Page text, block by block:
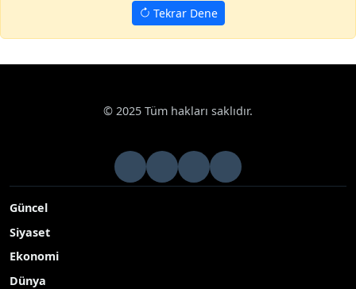
Tekrar Dene
© 2025 Tüm hakları saklıdır.
Güncel
Siyaset
Ekonomi
Dünya